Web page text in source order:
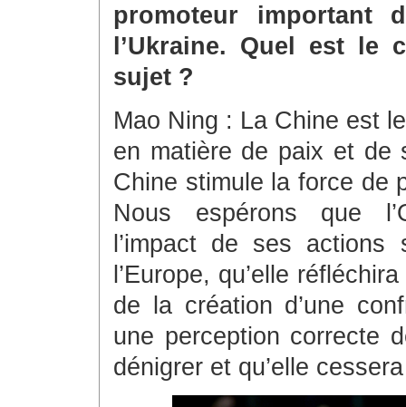
promoteur important
l’Ukraine. Quel est le
sujet ?
Mao Ning : La Chine est
en matière de paix et de
Chine stimule la force de
Nous espérons que
l’impact de ses actions
l’Europe, qu’elle
de la création d’une
une perception correcte
dénigrer et qu’elle